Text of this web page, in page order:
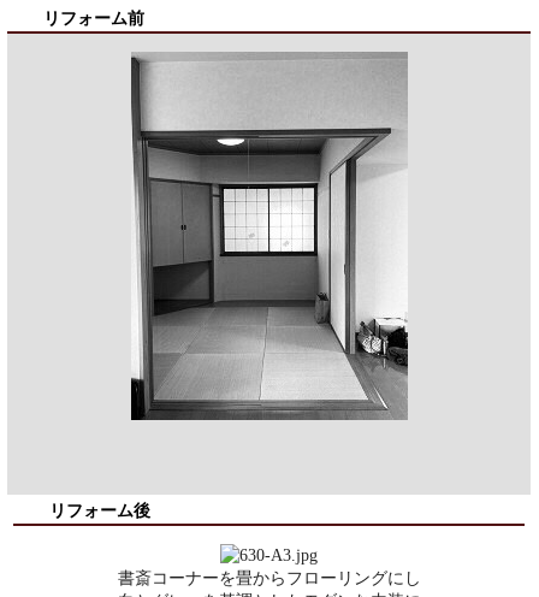
リフォーム前
リフォーム後
書斎コーナーを畳からフローリングにし